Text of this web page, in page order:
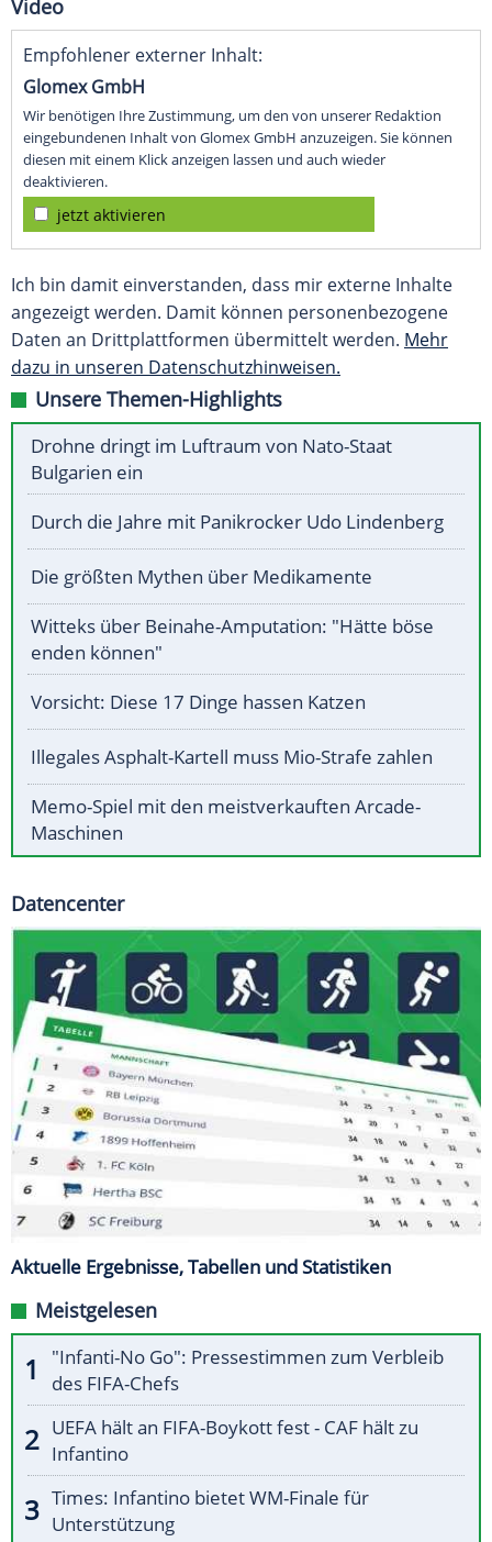
Video
Empfohlener externer Inhalt:
Glomex GmbH
Wir benötigen Ihre Zustimmung, um den von unserer Redaktion
eingebundenen Inhalt von Glomex GmbH anzuzeigen. Sie können
diesen mit einem Klick anzeigen lassen und auch wieder
deaktivieren.
jetzt aktivieren
Ich bin damit einverstanden, dass mir externe Inhalte
angezeigt werden. Damit können personenbezogene
Daten an Drittplattformen übermittelt werden. Mehr
dazu in unseren Datenschutzhinweisen.
Unsere Themen-Highlights
Drohne dringt im Luftraum von Nato-Staat
Bulgarien ein
Durch die Jahre mit Panikrocker Udo Lindenberg
Die größten Mythen über Medikamente
Witteks über Beinahe-Amputation: "Hätte böse
enden können"
Vorsicht: Diese 17 Dinge hassen Katzen
Illegales Asphalt-Kartell muss Mio-Strafe zahlen
Memo-Spiel mit den meistverkauften Arcade-
Maschinen
Datencenter
Aktuelle Ergebnisse, Tabellen und Statistiken
Meistgelesen
"Infanti-No Go": Pressestimmen zum Verbleib
des FIFA-Chefs
UEFA hält an FIFA-Boykott fest - CAF hält zu
Infantino
Times: Infantino bietet WM-Finale für
Unterstützung